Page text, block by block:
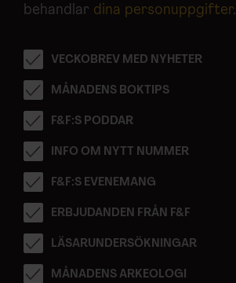
behandlar dina personuppgifter.
VECKOBREV MED NYHETER
MÅNADENS BOKTIPS
F&F:S PODDAR
INFO OM NYTT NUMMER
F&F:S EVENEMANG
ERBJUDANDEN FRÅN F&F
LÄSARUNDERSÖKNINGAR
MÅNADENS ARKEOLOGI